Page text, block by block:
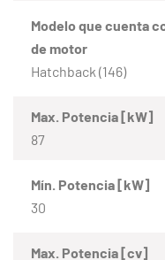
Modelo que cuenta
de motor
Hatchback (146)
Max. Potencia [kW]
87
Mín. Potencia [kW]
30
Max. Potencia [cv]